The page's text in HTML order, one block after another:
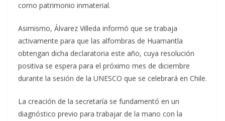
como patrimonio inmaterial.
Asimismo, Álvarez Villeda informó que se trabaja
activamente para que las alfombras de Huamantla
obtengan dicha declaratoria este año, cuya resolución
positiva se espera para el próximo mes de diciembre
durante la sesión de la UNESCO que se celebrará en Chile.
La creación de la secretaría se fundamentó en un
diagnóstico previo para trabajar de la mano con la